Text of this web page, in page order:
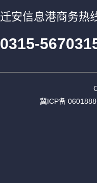
迁安信息港商务热
0315-
冀ICP备